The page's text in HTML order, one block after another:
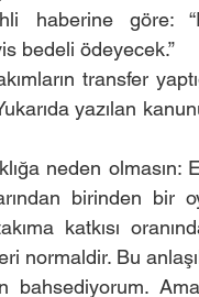
haberine göre:
bedeli ödeyecek.”
transfer
yazılan
neden
birinden bir
katkısı
normaldir. Bu
bahsediyorum.